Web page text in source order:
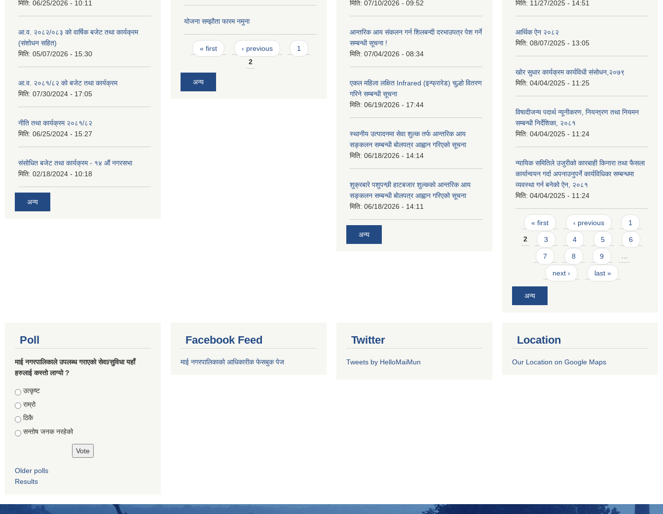
मिति: 06/25/2026 - 10:11
आ.व. २०८२/०८३ को वार्षिक बजेट तथा कार्यक्रम
(संशोधन सहित)
मिति: 05/07/2026 - 15:30
आ.व. २०८१/८२ को बजेट तथा कार्यक्रम
मिति: 07/30/2024 - 17:05
नीति तथा कार्यक्रम २०८१/८२
मिति: 06/25/2024 - 15:27
संसोधित बजेट तथा कार्यक्रम - १४ औं नगरसभा
मिति: 02/18/2024 - 10:18
अन्य
योजना सम्झौता फारम नमुना
Pages
« first ‹ previous
1
2
अन्य
मिति: 07/10/2026 - 09:52
आन्तरिक आय संकलन गर्न शिलबन्दी दरभाउपत्र पेश गर्ने
सम्बन्धी सूचना !
मिति: 07/04/2026 - 08:34
एकल महिला लक्षित Infrared (इन्फ्रारेड) चुल्हो वितरण
गरिने सम्बन्धी सूचना
मिति: 06/19/2026 - 17:44
स्थानीय उत्पादनमा सेवा शुल्क तर्फ आन्तरिक आय
सङ्कलन सम्बन्धी बोलपत्र आह्वान गरिएको सूचना
मिति: 06/18/2026 - 14:14
शुक्रबारे पशुपन्छी हाटबजार शुल्कको आन्तरिक आय
सङ्कलन सम्बन्धी बोलपत्र आह्वान गरिएको सूचना
मिति: 06/18/2026 - 14:11
अन्य
मिति: 11/27/2025 - 14:51
आर्थिक ऐन २०८२
मिति: 08/07/2025 - 13:05
खोर सुधार कार्यक्रम कार्यविधी संसोधन,२०७९
मिति: 04/04/2025 - 11:25
विषादीजन्य पदार्थ न्यूनीकरण, नियन्त्रण तथा नियमन
सम्बन्धी निर्देशिका, २०८१
मिति: 04/04/2025 - 11:24
न्यायिक समितिले उजुरीको कारबाही किनारा तथा फैसला
कार्यान्वयन गर्दा अपनाउनुपर्ने कार्यविधिका सम्बन्धमा
व्यवस्था गर्न बनेको ऐन, २०८१
मिति: 04/04/2025 - 11:24
Pages
« first ‹ previous 1
2 3 4 5 6
7 8 9 …
next › last »
अन्य
Poll
माई नगरपालिकाले उपलब्ध गराएको सेवा/सुविधा यहाँ
हरुलाई कस्तो लाग्यो ?
Choices
उत्कृष्ट
राम्रो
ठिकै
सन्तोष जनक नरहेको
Older polls
Results
Facebook Feed
माई नगरपालिकाको आधिकारीक फेसबुक पेज
Twitter
Tweets by HelloMaiMun
Location
Our Location on Google Maps